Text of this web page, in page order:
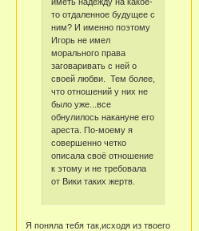
то отдаленное будущее с
ним? И именно поэтому
Игорь не имел
морального права
заговаривать с ней о
своей любви. Тем более,
что отношений у них не
было уже...все
обнулилось накануне его
ареста. По-моему я
совершенно четко
описала своё отношение
к этому и не требовала
от Вики таких жертв.
Я поняла тебя так,исходя из твоего